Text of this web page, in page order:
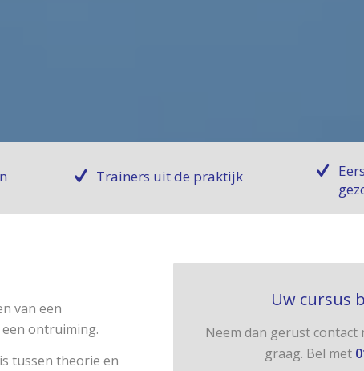
Trainers uit de praktijk
van een
ontruiming.
tussen theorie en
Uw cursus
Neem dan gerust contact
graag. Bel met